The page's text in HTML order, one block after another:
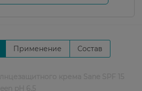
Применение Состав